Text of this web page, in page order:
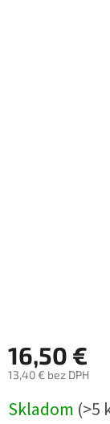
16,50 €
13,40 € bez DPH
cena:
Skladom (>5